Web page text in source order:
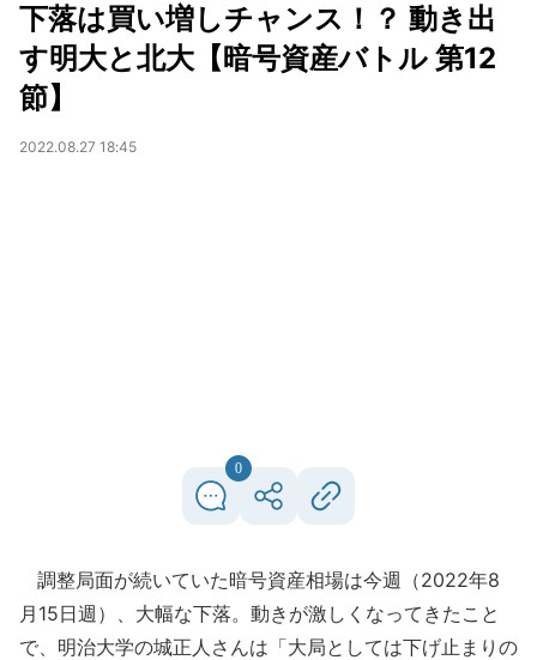
下落は買い増しチャンス！？ 動き出
す明大と北大【暗号資産バトル 第12
節】
2022.08.27 18:45
0
調整局面が続いていた暗号資産相場は今週（2022年8
月15日週）、大幅な下落。動きが激しくなってきたこと
で、明治大学の城正人さんは「大局としては下げ止まりの